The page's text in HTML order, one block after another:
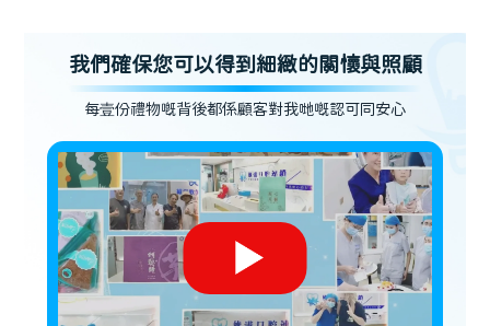
我們確保您可以得到細緻的關懷與照顧
每壹份禮物嘅背後都係顧客對我哋嘅認可同安心